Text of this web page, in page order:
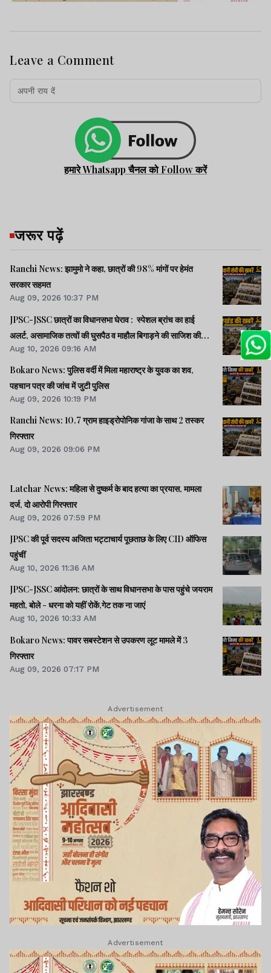
Leave a Comment
हमारे Whatsapp चैनल को Follow करें
जरूर पढ़ें
Ranchi News: झामुमो ने कहा, छात्रों की 98% मांगों पर हेमंत
सरकार सहमत
Aug 09, 2026 10:37 PM
JPSC-JSSC छात्रों का विधानसभा घेराव : स्पेशल ब्रांच का हाई
अलर्ट, असामाजिक तत्वों की घुसपैठ व माहौल बिगाड़ने की साजिश की
आशंका
Aug 10, 2026 09:16 AM
Bokaro News: पुलिस वर्दी में मिला महाराष्ट्र के युवक का शव,
पहचान पत्र की जांच में जुटी पुलिस
Aug 09, 2026 10:19 PM
Ranchi News: 10.7 ग्राम हाइड्रोपोनिक गांजा के साथ 2 तस्कर
गिरफ्तार
Aug 09, 2026 09:06 PM
Latehar News: महिला से दुष्कर्म के बाद हत्या का प्रयास, मामला
दर्ज, दो आरोपी गिरफ्तार
Aug 09, 2026 07:59 PM
JPSC की पूर्व सदस्य अजिता भट्टाचार्य पूछताछ के लिए CID ऑफिस
पहुंचीं
Aug 10, 2026 11:36 AM
JPSC-JSSC आंदोलन: छात्रों के साथ विधानसभा के पास पहुंचे जयराम
महतो, बोले - धरना को यहीं रोकें,गेट तक ना जाएं
Aug 10, 2026 10:33 AM
Bokaro News: पावर सबस्टेशन से उपकरण लूट मामले में 3
गिरफ्तार
Aug 09, 2026 07:17 PM
Advertisement
Advertisement